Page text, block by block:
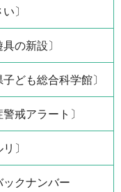
〕
の新設〕
ども総合科学館〕
戒アラート〕
〕
ックナンバー